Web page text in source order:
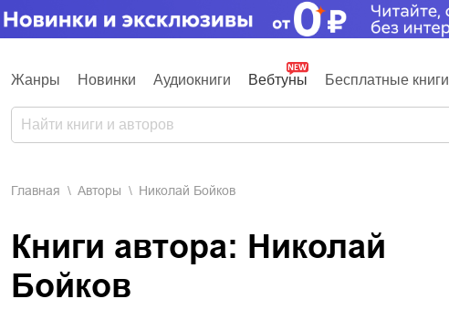
Жанры Новинки Аудиокниги Вебтуны Бесплатные книги
Главная Aвторы Николай Бойков
Книги автора: Николай
Бойков